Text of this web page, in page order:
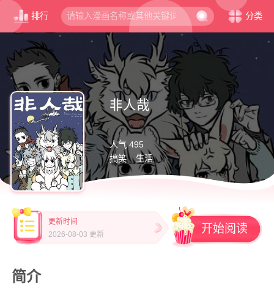
排行 分类
非人哉
人气 495
搞笑
生活
更新时间
2026-08-03 更新
开始阅读
简介